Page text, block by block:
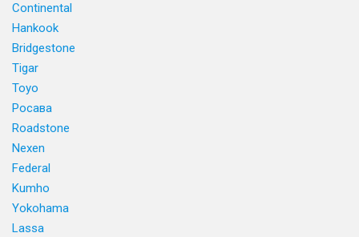
Continental
Hankook
Bridgestone
Tigar
Toyo
Росава
Roadstone
Nexen
Federal
Kumho
Yokohama
Lassa